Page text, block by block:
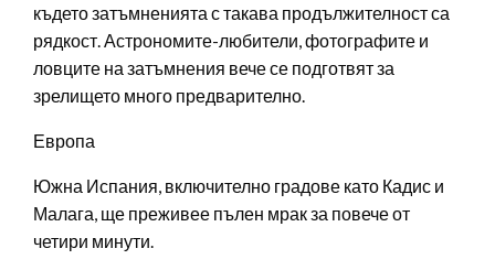
където затъмненията с такава продължителност са
рядкост. Астрономите-любители, фотографите и
ловците на затъмнения вече се подготвят за
зрелището много предварително.
Европа
Южна Испания, включително градове като Кадис и
Малага, ще преживее пълен мрак за повече от
четири минути.